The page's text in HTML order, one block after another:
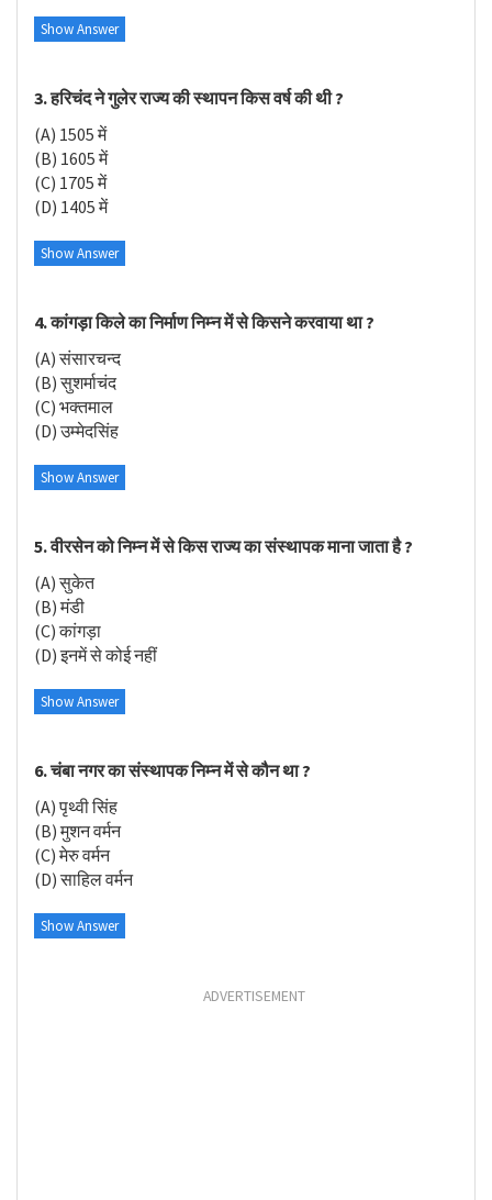
Show Answer
3. हरिचंद ने गुलेर राज्य की स्थापन किस वर्ष की थी ?
(A) 1505 में
(B) 1605 में
(C) 1705 में
(D) 1405 में
Show Answer
4. कांगड़ा किले का निर्माण निम्न में से किसने करवाया था ?
(A) संसारचन्द
(B) सुशर्माचंद
(C) भक्तमाल
(D) उम्मेदसिंह
Show Answer
5. वीरसेन को निम्न में से किस राज्य का संस्थापक माना जाता है ?
(A) सुकेत
(B) मंडी
(C) कांगड़ा
(D) इनमें से कोई नहीं
Show Answer
6. चंबा नगर का संस्थापक निम्न में से कौन था ?
(A) पृथ्वी सिंह
(B) मुशन वर्मन
(C) मेरु वर्मन
(D) साहिल वर्मन
Show Answer
ADVERTISEMENT